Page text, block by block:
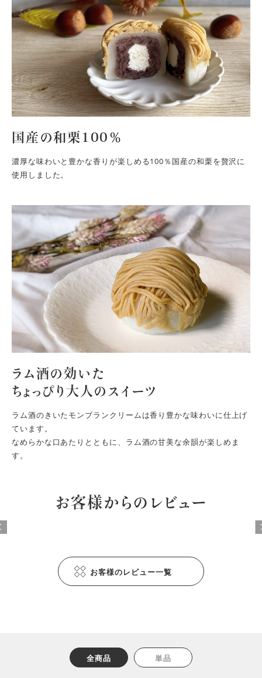
国産の和栗100％
濃厚な味わいと豊かな香りが楽しめる100％国産の和栗を贅沢に
使用しました。
ラム酒の効いた
ちょっぴり大人のスイーツ
ラム酒のきいたモンブランクリームは香り豊かな味わいに仕上げ
ています。
なめらかな口あたりとともに、ラム酒の甘美な余韻が楽しめま
す。
お客様からのレビュー
お客様のレビュー一覧
全商品 単品